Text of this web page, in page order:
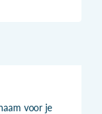
voor je